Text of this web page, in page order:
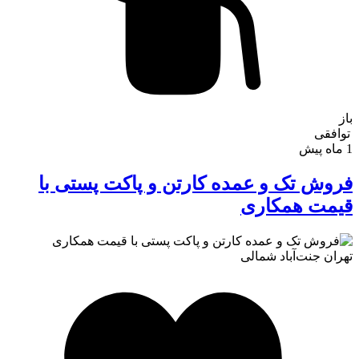
باز
توافقی
فروش تک و عمده کارتن و پاکت پستی با
قیمت همکاری
تهرانجنت‌آباد شمالی